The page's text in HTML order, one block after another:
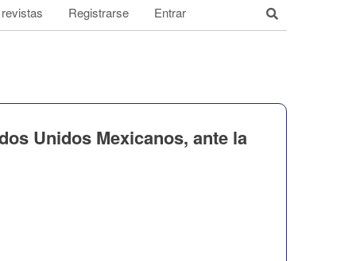
Registrarse Entrar
Unidos Mexicanos, ante la